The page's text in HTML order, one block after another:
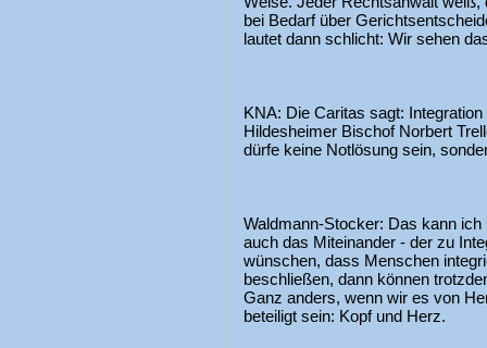
bei Bedarf über
lautet dann schlicht: Wir sehen
KNA: Die Caritas sagt:
Hildesheimer Bischof Norbert
dürfe keine Notlösung sein,
Waldmann-Stocker: Das kann
auch das Miteinander - der zu
wünschen, dass Menschen
beschließen, dann können
Ganz anders, wenn wir es von
beteiligt sein: Kopf und Herz.